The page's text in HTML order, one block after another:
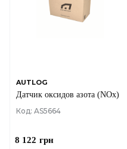
AUTLOG
Датчик оксидов азота (NOx)
Код: AS5664
8 122 грн